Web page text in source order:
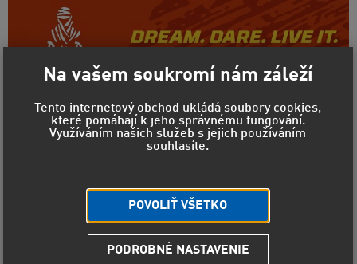
Na vašem soukromí nám záleží
Tento internetový obchod ukládá soubory cookies,
které pomáhají k jeho správnému fungování.
Využíváním našich služeb s jejich používáním
souhlasíte.
POVOLIŤ VŠETKO
PODROBNÉ NASTAVENIE